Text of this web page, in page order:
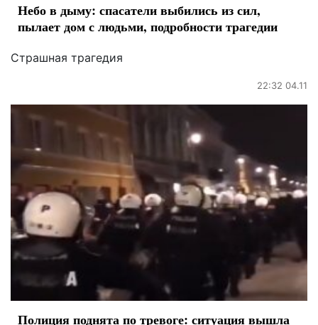
Небо в дыму: спасатели выбились из сил,
пылает дом с людьми, подробности трагедии
Страшная трагедия
22:32 04.11
Полиция поднята по тревоге: ситуация вышла